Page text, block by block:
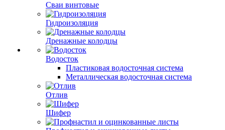
Сваи винтовые
Гидроизоляция
Дренажные колодцы
Водосток
Пластиковая водосточная система
Металлическая водосточная система
Отлив
Шифер